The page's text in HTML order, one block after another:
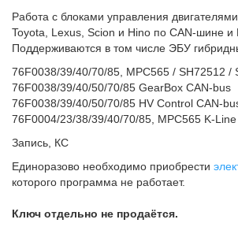
Работа с блоками управления
Toyota, Lexus, Scion и Hino по CAN-шине и
Поддерживаются в том числе ЭБУ
76F0038/39/40/70/85, MPC565 / SH72512 /
76F0038/39/40/50/70/85 GearBox CAN-bus
76F0038/39/40/50/70/85 HV Control CAN-
76F0004/23/38/39/40/70/85, MPC565 K-Line
Запись, КС
Единоразово необходимо приобрести
которого программа не работает.
Ключ отдельно не продаётся.